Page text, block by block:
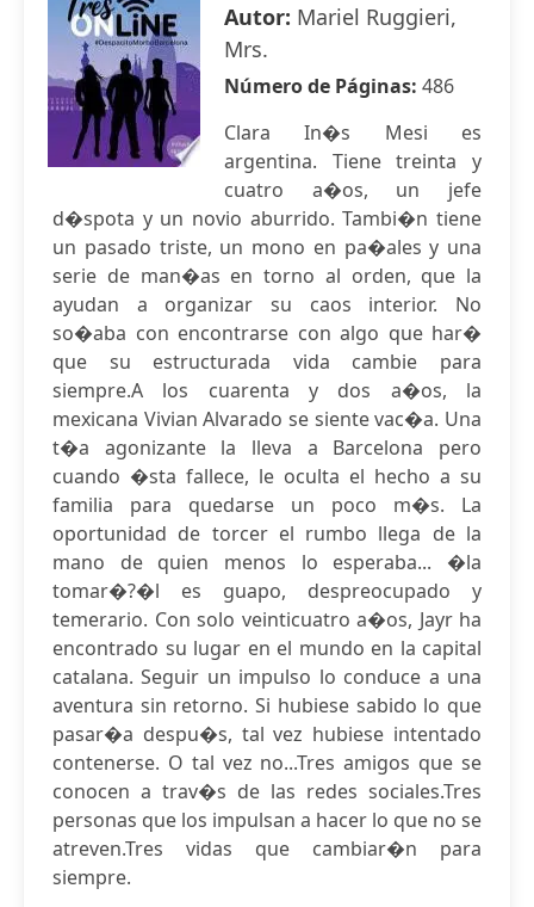
Autor: Mariel Ruggieri,
Mrs.
Número de Páginas: 486
Clara In�s Mesi es
argentina. Tiene treinta y
cuatro a�os, un jefe
d�spota y un novio aburrido. Tambi�n tiene
un pasado triste, un mono en pa�ales y una
serie de man�as en torno al orden, que la
ayudan a organizar su caos interior. No
so�aba con encontrarse con algo que har�
que su estructurada vida cambie para
siempre.A los cuarenta y dos a�os, la
mexicana Vivian Alvarado se siente vac�a. Una
t�a agonizante la lleva a Barcelona pero
cuando �sta fallece, le oculta el hecho a su
familia para quedarse un poco m�s. La
oportunidad de torcer el rumbo llega de la
mano de quien menos lo esperaba... �la
tomar�?�l es guapo, despreocupado y
temerario. Con solo veinticuatro a�os, Jayr ha
encontrado su lugar en el mundo en la capital
catalana. Seguir un impulso lo conduce a una
aventura sin retorno. Si hubiese sabido lo que
pasar�a despu�s, tal vez hubiese intentado
contenerse. O tal vez no...Tres amigos que se
conocen a trav�s de las redes sociales.Tres
personas que los impulsan a hacer lo que no se
atreven.Tres vidas que cambiar�n para
siempre.